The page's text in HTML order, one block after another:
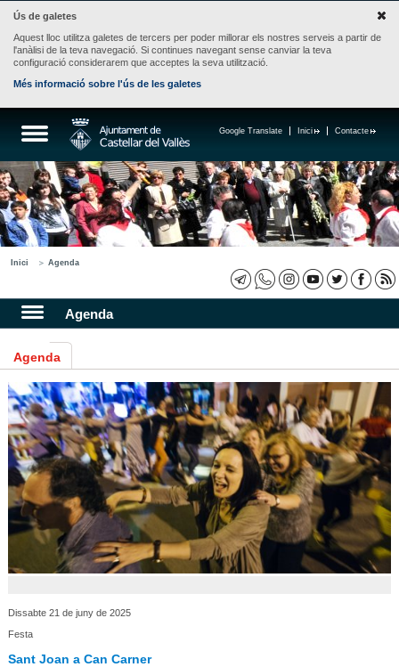
Ús de galetes
Aquest lloc utilitza galetes de tercers per poder millorar els nostres serveis a partir de
l'anàlisi de la teva navegació. Si continues navegant sense canviar la teva
configuració considerarem que acceptes la seva utilització.
Més informació sobre l'ús de les galetes
Contacte
Inici
Google Translate
Inici Agenda
Agenda
Agenda
Dissabte 21 de juny de 2025
Festa
Sant Joan a Can Carner